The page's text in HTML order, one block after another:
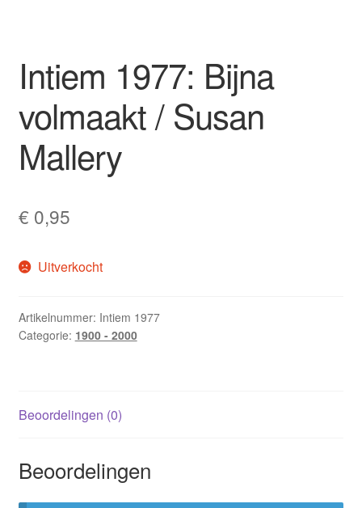
Intiem 1977: Bijna
volmaakt / Susan
Mallery
€ 0,95
Uitverkocht
Artikelnummer: Intiem 1977
Categorie: 1900 - 2000
Beoordelingen (0)
Beoordelingen